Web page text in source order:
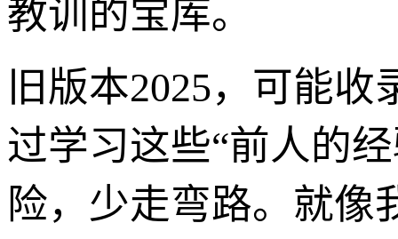
教训的宝库。
旧版本2025，可能
过学习这些“前人的
险，少走弯路。就像